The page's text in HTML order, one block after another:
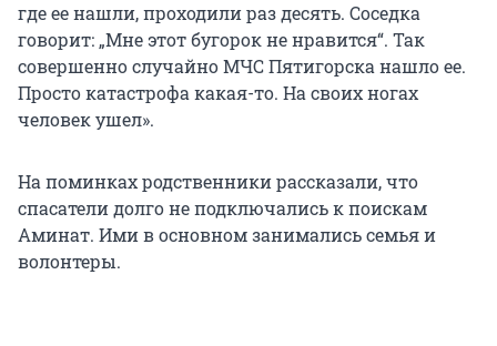
где ее нашли, проходили раз десять. Соседка
говорит: „Мне этот бугорок не нравится“. Так
совершенно случайно МЧС Пятигорска нашло ее.
Просто катастрофа какая-то. На своих ногах
человек ушел».
На поминках родственники рассказали, что
спасатели долго не подключались к поискам
Аминат. Ими в основном занимались семья и
волонтеры.